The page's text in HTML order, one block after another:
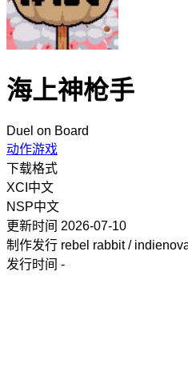
海上神枪手
Duel on Board
动作游戏
下载格式
XCI 中文
NSP中文
更新时间 2026-07-10
制作发行 rebel rabbit /
发行时间 -